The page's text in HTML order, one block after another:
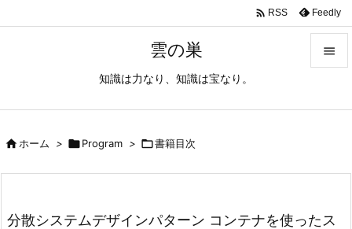
雲の巣
知識は力なり、知識は宝なり。

次へ
 RSS Feedly
ホーム > Program > 書籍目次
分散システムデザインパターン コンテナを使ったス